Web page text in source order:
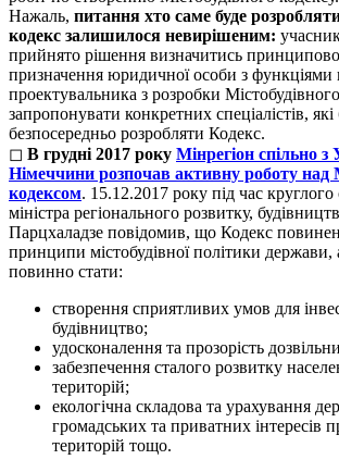
Нажаль, питання хто саме буде
кодекс залишилося невирішеним:
прийнято рішення визначитись принципово
призначення юридичної особи з функціями
проектувальника з розробки
запропонувати конкретних спеціалістів, які
безпосередньо розробляти Кодекс.
◻ В грудні 2017 року Мінрегіон спільно
Німеччини розпочав активну роботу над
кодексом. 15.12.2017 року під час
міністра регіонального розвитку,
Парцхаладзе повідомив, що Кодекс
принципи містобудівної політики держави,
повинно стати:
створення сприятливих умов для
будівництво;
удосконалення та прозорість
забезпечення сталого розвитку
територій;
екологічна складова та урахування
громадських та приватних інтересів
територій тощо.